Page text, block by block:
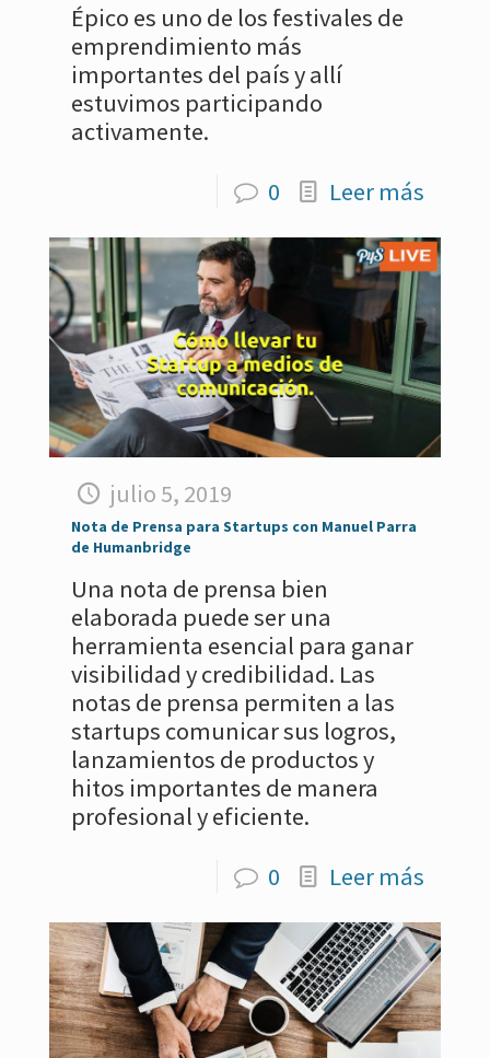
Épico es uno de los festivales de
emprendimiento más
importantes del país y allí
estuvimos participando
activamente.
0
Leer más
julio 5, 2019
Nota de Prensa para Startups con Manuel Parra
de Humanbridge
Una nota de prensa bien
elaborada puede ser una
herramienta esencial para ganar
visibilidad y credibilidad. Las
notas de prensa permiten a las
startups comunicar sus logros,
lanzamientos de productos y
hitos importantes de manera
profesional y eficiente.
0
Leer más